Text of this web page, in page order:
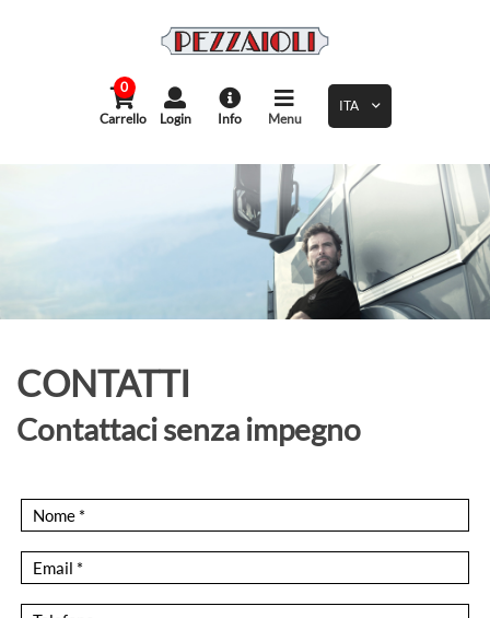
0
Carrello
Login Info Menu
CONTATTI
Contattaci senza impegno